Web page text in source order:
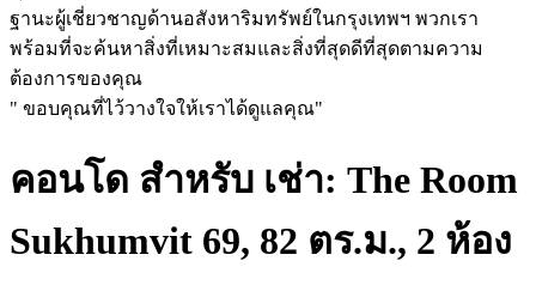
ฐานะผู้เชี่ยวชาญด้านอสังหาริมทรัพย์ในกรุงเทพฯ พวกเรา
พร้อมที่จะค้นหาสิ่งที่เหมาะสมและสิ่งที่สุดดีที่สุดตามความ
ต้องการของคุณ
" ขอบคุณที่ไว้วางใจให้เราได้ดูแลคุณ"
คอนโด สำหรับ เช่า: The Room
Sukhumvit 69, 82 ตร.ม., 2 ห้อง